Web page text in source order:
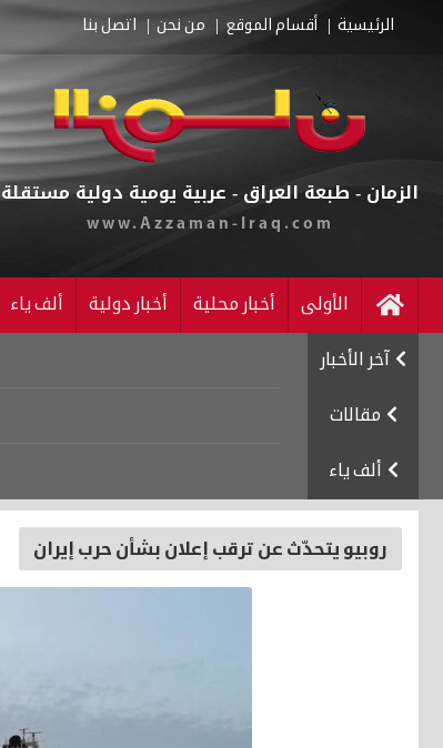
الرئيسية أقسام الموقع من نحن اتصل بنا
الزمان - طبعة العراق - عربية يومية دولية مستقلة
www.Azzaman-Iraq.com
الأولى أخبار محلية أخبار دولية ألف ياء
آخر الأخبار
مقالات
ألف ياء
روبيو يتحدّث عن ترقب إعلان بشأن حرب إيران